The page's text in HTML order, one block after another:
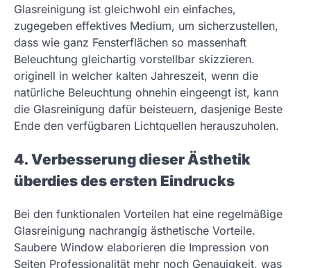
Glasreinigung ist gleichwohl ein einfaches,
zugegeben effektives Medium, um sicherzustellen,
dass wie ganz Fensterflächen so massenhaft
Beleuchtung gleichartig vorstellbar skizzieren.
originell in welcher kalten Jahreszeit, wenn die
natürliche Beleuchtung ohnehin eingeengt ist, kann
die Glasreinigung dafür beisteuern, dasjenige Beste
Ende den verfügbaren Lichtquellen herauszuholen.
4. Verbesserung dieser Ästhetik
überdies des ersten Eindrucks
Bei den funktionalen Vorteilen hat eine regelmäßige
Glasreinigung nachrangig ästhetische Vorteile.
Saubere Window elaborieren die Impression von
Seiten Professionalität mehr noch Genauigkeit, was